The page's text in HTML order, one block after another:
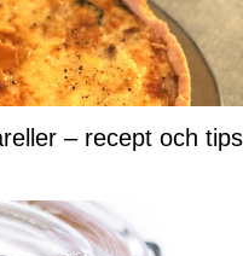
– recept och tips